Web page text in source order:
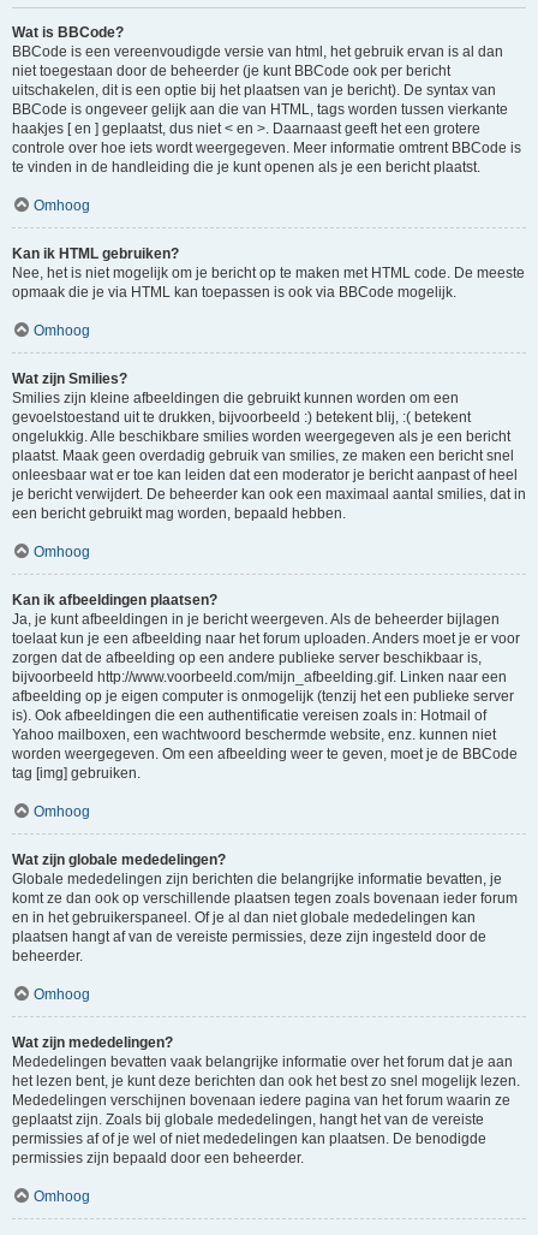
Wat is BBCode?
BBCode is een vereenvoudigde versie van html, het gebruik ervan is al dan
niet toegestaan door de beheerder (je kunt BBCode ook per bericht
uitschakelen, dit is een optie bij het plaatsen van je bericht). De syntax van
BBCode is ongeveer gelijk aan die van HTML, tags worden tussen vierkante
haakjes [ en ] geplaatst, dus niet < en >. Daarnaast geeft het een grotere
controle over hoe iets wordt weergegeven. Meer informatie omtrent BBCode is
te vinden in de handleiding die je kunt openen als je een bericht plaatst.
Omhoog
Kan ik HTML gebruiken?
Nee, het is niet mogelijk om je bericht op te maken met HTML code. De meeste
opmaak die je via HTML kan toepassen is ook via BBCode mogelijk.
Omhoog
Wat zijn Smilies?
Smilies zijn kleine afbeeldingen die gebruikt kunnen worden om een
gevoelstoestand uit te drukken, bijvoorbeeld :) betekent blij, :( betekent
ongelukkig. Alle beschikbare smilies worden weergegeven als je een bericht
plaatst. Maak geen overdadig gebruik van smilies, ze maken een bericht snel
onleesbaar wat er toe kan leiden dat een moderator je bericht aanpast of heel
je bericht verwijdert. De beheerder kan ook een maximaal aantal smilies, dat in
een bericht gebruikt mag worden, bepaald hebben.
Omhoog
Kan ik afbeeldingen plaatsen?
Ja, je kunt afbeeldingen in je bericht weergeven. Als de beheerder bijlagen
toelaat kun je een afbeelding naar het forum uploaden. Anders moet je er voor
zorgen dat de afbeelding op een andere publieke server beschikbaar is,
bijvoorbeeld http://www.voorbeeld.com/mijn_afbeelding.gif. Linken naar een
afbeelding op je eigen computer is onmogelijk (tenzij het een publieke server
is). Ook afbeeldingen die een authentificatie vereisen zoals in: Hotmail of
Yahoo mailboxen, een wachtwoord beschermde website, enz. kunnen niet
worden weergegeven. Om een afbeelding weer te geven, moet je de BBCode
tag [img] gebruiken.
Omhoog
Wat zijn globale mededelingen?
Globale mededelingen zijn berichten die belangrijke informatie bevatten, je
komt ze dan ook op verschillende plaatsen tegen zoals bovenaan ieder forum
en in het gebruikerspaneel. Of je al dan niet globale mededelingen kan
plaatsen hangt af van de vereiste permissies, deze zijn ingesteld door de
beheerder.
Omhoog
Wat zijn mededelingen?
Mededelingen bevatten vaak belangrijke informatie over het forum dat je aan
het lezen bent, je kunt deze berichten dan ook het best zo snel mogelijk lezen.
Mededelingen verschijnen bovenaan iedere pagina van het forum waarin ze
geplaatst zijn. Zoals bij globale mededelingen, hangt het van de vereiste
permissies af of je wel of niet mededelingen kan plaatsen. De benodigde
permissies zijn bepaald door een beheerder.
Omhoog